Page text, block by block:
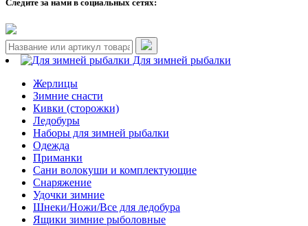
Следите за нами в социальных сетях:
Для зимней рыбалки
Жерлицы
Зимние снасти
Кивки (сторожки)
Ледобуры
Наборы для зимней рыбалки
Одежда
Приманки
Сани волокуши и комплектующие
Снаряжение
Удочки зимние
Шнеки/Ножи/Все для ледобура
Ящики зимние рыболовные